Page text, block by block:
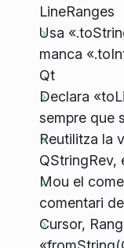
LineRanges
Usa
manca
Qt
Declara
sempre que
Reutilitza la
QStringRev,
Mou el
comentari
Cursor,